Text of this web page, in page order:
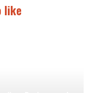
like